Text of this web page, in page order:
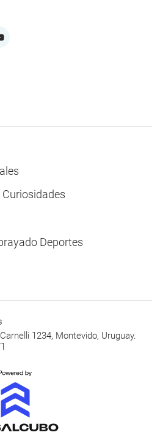
Curiosidades
Deportes
1234, Montevido, Uruguay.